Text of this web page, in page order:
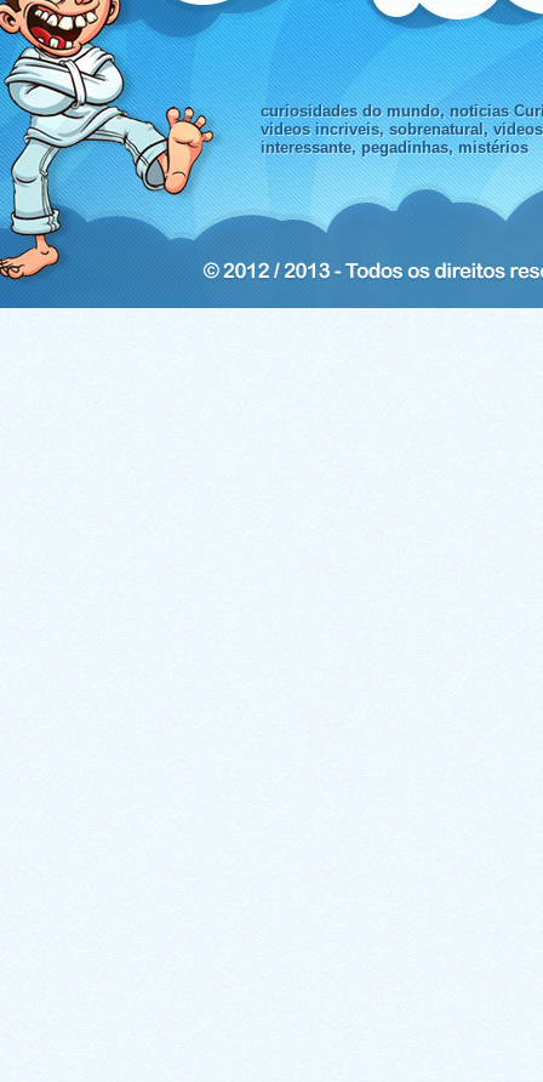
curiosidades do mundo, noticias
videos incriveis, sobrenatural,
interessante, pegadinhas, mistérios